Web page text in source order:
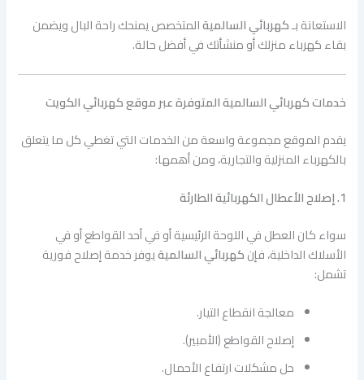
الاستعانة بـكهربائي السالميةالمتخصص يمنحك راحة البال ويضمن
بقاء كهرباء منزلك أو منشأتك في أفضل حالة.
خدمات كهربائي السالمية المتوفرة عبر موقع كهربائي الكويت
يقدم الموقع مجموعة واسعة من الخدمات التي تغطي كل ما يتعلق
بالكهرباء المنزلية والتجارية، ومن أهمها:
1. إصلاح الأعطال الكهربائية الطارئة
سواء كان العطل في اللوحة الرئيسية أو في أحد القواطع أو في
الأسلاك الداخلية، فإنكهربائي السالميةيوفر خدمة إصلاح فورية
تشمل:
معالجة انقطاع التيار.
إصلاح القواطع (الأمبير).
حل مشكلات ارتفاع الأحمال.